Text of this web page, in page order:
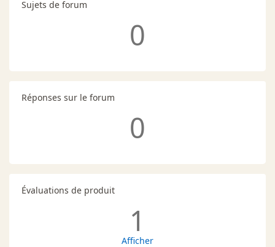
Sujets de forum
0
Réponses sur le forum
0
Évaluations de produit
1
Afficher